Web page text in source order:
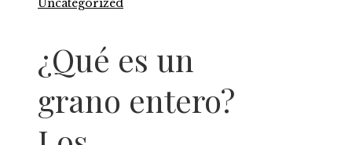
Uncategorized
¿Qué es un
grano entero?